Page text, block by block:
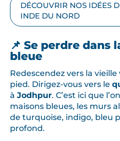
DÉCOUVRIR NOS IDÉES
INDE DU NORD
📌 Se perdre dans
bleue
Redescendez vers la
pied. Dirigez-vous vers le
à Jodhpur. C’est ici que
maisons bleues, les murs
de turquoise, indigo, bleu
profond.